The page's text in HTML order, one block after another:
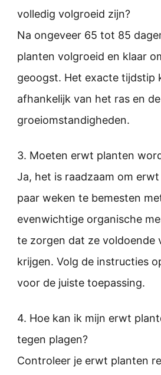
volledig volgroeid zijn?
Na ongeveer 65 tot 85
planten volgroeid en klaar
geoogst. Het exacte tijdstip
afhankelijk van het ras en de
groeiomstandigheden.
3. Moeten erwt planten
Ja, het is raadzaam om
paar weken te bemesten
evenwichtige organische
te zorgen dat ze voldoende
krijgen. Volg de instructies
voor de juiste toepassing.
4. Hoe kan ik mijn erwt
tegen plagen?
Controleer je erwt planten